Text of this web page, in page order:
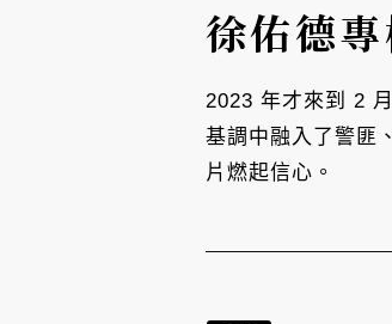
徐佑德
2023 年才來到 2
基調中融入了警匪
片燃起信心。